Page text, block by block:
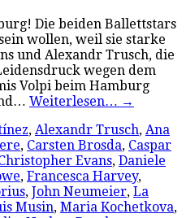
Die beiden Ballettstars
wollen, weil sie starke
und Alexandr Trusch, die
wegen dem
Volpi beim Hamburg
Weiterlesen… →
, Alexandr Trusch, Ana
, Carsten Brosda, Caspar
Evans, Daniele
, Francesca Harvey,
, John Neumeier, La
Musin, Maria Kochetkova,